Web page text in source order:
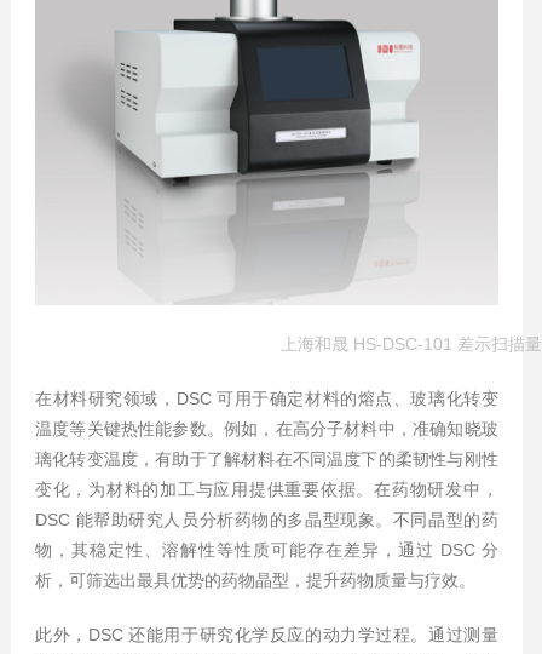
上海和晟 HS-DSC-101 差示扫描
在材料研究领域，DSC 可用于确定材料的熔点、玻璃化转变
温度等关键热性能参数。例如，在高分子材料中，准确知晓玻
璃化转变温度，有助于了解材料在不同温度下的柔韧性与刚性
变化，为材料的加工与应用提供重要依据。在药物研发中，
DSC 能帮助研究人员分析药物的多晶型现象。不同晶型的药
物，其稳定性、溶解性等性质可能存在差异，通过 DSC 分
析，可筛选出最具优势的药物晶型，提升药物质量与疗效。
此外，DSC 还能用于研究化学反应的动力学过程。通过测量